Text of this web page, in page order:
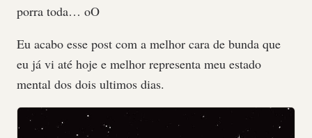
porra toda… oO
Eu acabo esse post com a melhor cara de bunda que
eu já vi até hoje e melhor representa meu estado
mental dos dois ultimos dias.